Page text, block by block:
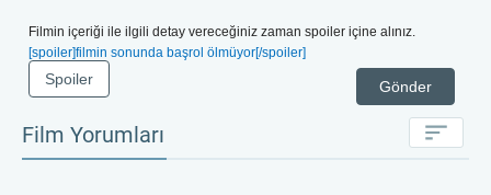
Filmin içeriği ile ilgili detay vereceğiniz zaman spoiler içine alınız.
[spoiler]filmin sonunda başrol ölmüyor[/spoiler]
Gönder
Spoiler
Film Yorumları